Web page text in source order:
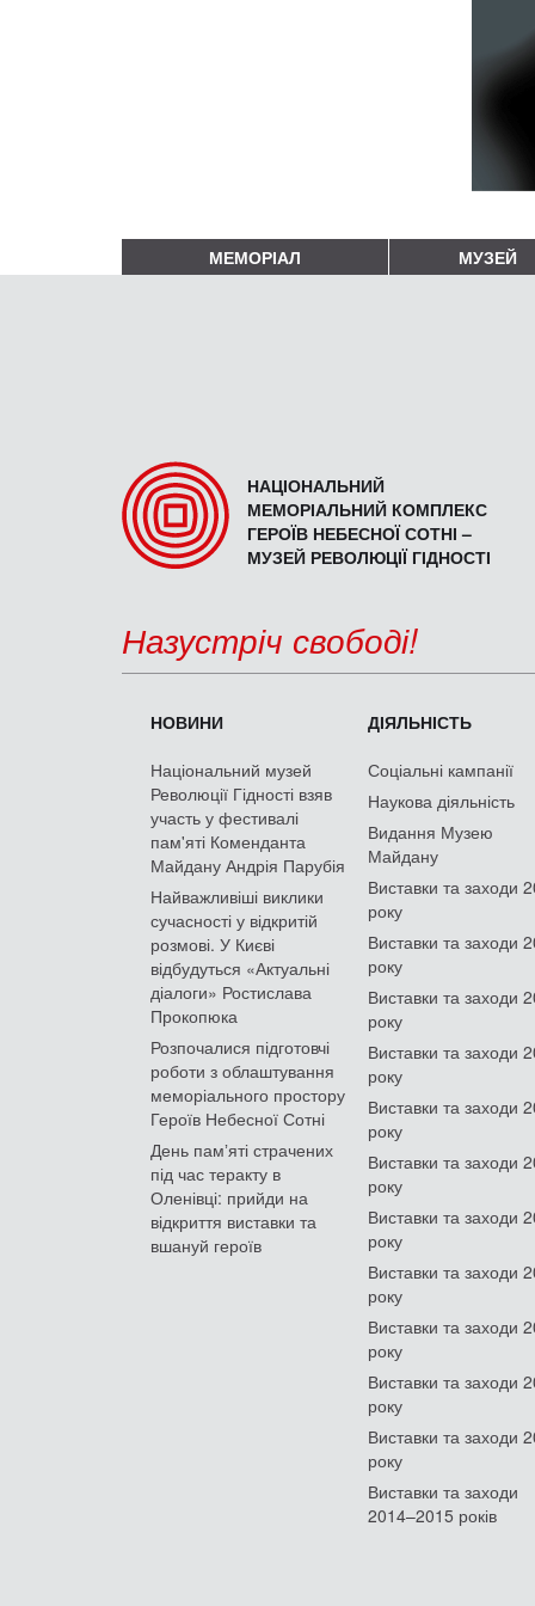
МЕМОРІАЛ МУЗЕЙ
НАЦІОНАЛЬНИЙ
МЕМОРІАЛЬНИЙ КОМПЛЕКС
ГЕРОЇВ НЕБЕСНОЇ СОТНІ –
МУЗЕЙ РЕВОЛЮЦІЇ ГІДНОСТІ
Назустріч свободі!
НОВИНИ
Національний музей
Революції Гідності взяв
участь у фестивалі
пам'яті Коменданта
Майдану Андрія Парубія
Найважливіші виклики
сучасності у відкритій
розмові. У Києві
відбудуться «Актуальні
діалоги» Ростислава
Прокопюка
Розпочалися підготовчі
роботи з облаштування
меморіального простору
Героїв Небесної Сотні
День памʼяті страчених
під час теракту в
Оленівці: прийди на
відкриття виставки та
вшануй героїв
ДІЯЛЬНІСТЬ
Соціальні кампанії
Наукова діяльність
Видання Музею
Майдану
Виставки та заходи
року
Виставки та заходи
року
Виставки та заходи
року
Виставки та заходи
року
Виставки та заходи
року
Виставки та заходи
року
Виставки та заходи
року
Виставки та заходи
року
Виставки та заходи
року
Виставки та заходи
року
Виставки та заходи
року
Виставки та заходи
2014–2015 років